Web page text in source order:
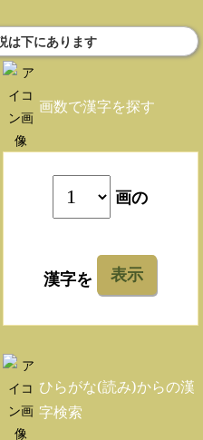
は下にあります
画数で漢字を探す
画の
漢字を 表示
ひらがな(読み)からの漢
字検索